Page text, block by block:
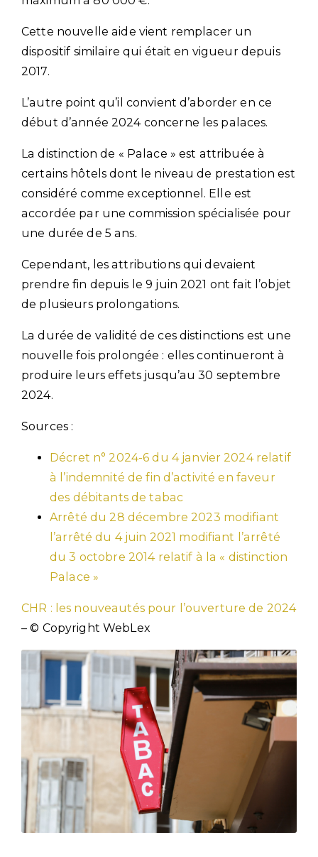
Cette nouvelle aide vient remplacer un
dispositif similaire qui était en vigueur depuis
2017.
L’autre point qu’il convient d’aborder en ce
début d’année 2024 concerne les palaces.
La distinction de « Palace » est attribuée à
certains hôtels dont le niveau de prestation est
considéré comme exceptionnel. Elle est
accordée par une commission spécialisée pour
une durée de 5 ans.
Cependant, les attributions qui devaient
prendre fin depuis le 9 juin 2021 ont fait l’objet
de plusieurs prolongations.
La durée de validité de ces distinctions est une
nouvelle fois prolongée : elles continueront à
produire leurs effets jusqu’au 30 septembre
2024.
Sources :
Décret n° 2024-6 du 4 janvier 2024 relatif
à l’indemnité de fin d’activité en faveur
des débitants de tabac
Arrêté du 28 décembre 2023 modifiant
l’arrêté du 4 juin 2021 modifiant l’arrêté
du 3 octobre 2014 relatif à la « distinction
Palace »
CHR : les nouveautés pour l’ouverture de 2024
– © Copyright WebLex